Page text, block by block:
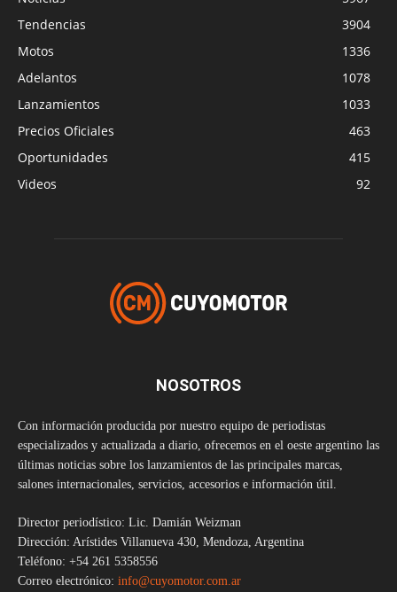
Tendencias
3904
Motos
1336
Adelantos
1078
Lanzamientos
1033
Precios Oficiales
463
Oportunidades
415
Videos
92
NOSOTROS
Con información producida por nuestro equipo de periodistas
especializados y actualizada a diario, ofrecemos en el oeste argentino las
últimas noticias sobre los lanzamientos de las principales marcas,
salones internacionales, servicios, accesorios e información útil.
Director periodístico: Lic. Damián Weizman
Dirección: Arístides Villanueva 430, Mendoza, Argentina
Teléfono: +54 261 5358556
Correo electrónico: info@cuyomotor.com.ar